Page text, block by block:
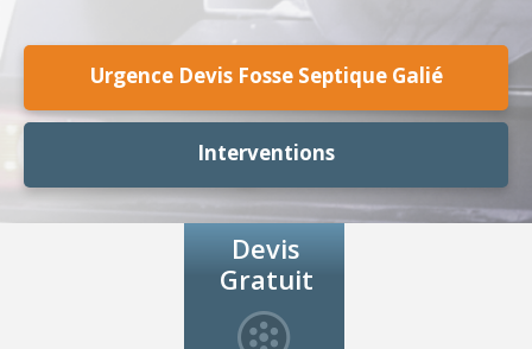
Urgence Devis Fosse Septique Galié
Interventions
Devis
Gratuit